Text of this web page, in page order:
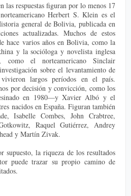
las respuestas figuran por lo menos 17
Herbert S. Klein es el
general de Bolivia, publicada en
actualizadas. Muchos de estos
hace varios años en Bolivia, como la
y la socióloga y novelista inglesa
como el norteamericano Sinclair
sobre el levantamiento de
largos períodos en el país.
por decisión y convicción, como los
en 1980—y Xavier Albó y el
nacidos en España. Figuran también
Isabelle Combes, John Crabtree,
Raquel Gutiérrez, Andrey
y Martín Zivak.
supuesto, la riqueza de los resultados
puede trazar su propio camino de